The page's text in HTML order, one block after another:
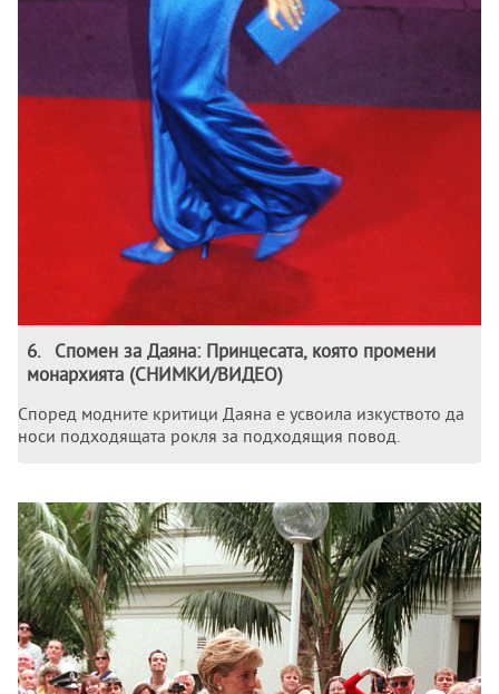
6.
Спомен за Даяна: Принцесата, която промени
монархията (СНИМКИ/ВИДЕО)
Според модните критици Даяна е усвоила изкуството да
носи подходящата рокля за подходящия повод.